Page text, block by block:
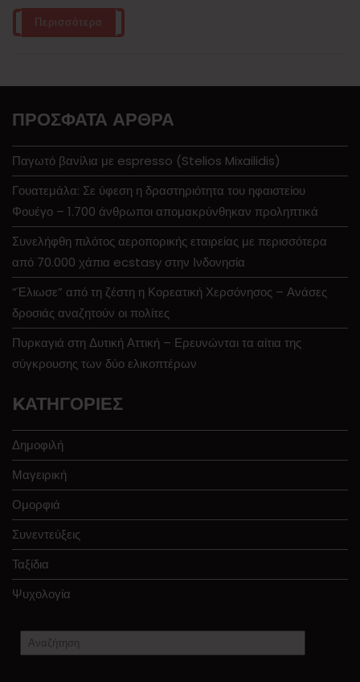
Περισσότερα
ΠΡΌΣΦΑΤΑ ΆΡΘΡΑ
Παγωτό βανίλια με espresso (Stelios Mixailidis)
Γουατεμάλα: Σε ύφεση η δραστηριότητα του ηφαιστείου
Φουέγο – 1.700 άνθρωποι απομακρύνθηκαν προληπτικά
Συνελήφθη πιλότος αεροπορικής εταιρείας με περισσότερα
από 70.000 χάπια ecstasy στην Ινδονησία
“Έλιωσε” από τη ζέστη η Κορεατική Χερσόνησος – Ανάσες
δροσιάς αναζητούν οι πολίτες
Πυρκαγιά στη Δυτική Αττική – Ερευνώνται τα αίτια της
σύγκρουσης των δύο ελικοπτέρων
KΑΤΗΓΟΡΊΕΣ
Δημοφιλή
Μαγειρική
Ομορφιά
Συνεντεύξεις
Ταξίδια
Ψυχολογία